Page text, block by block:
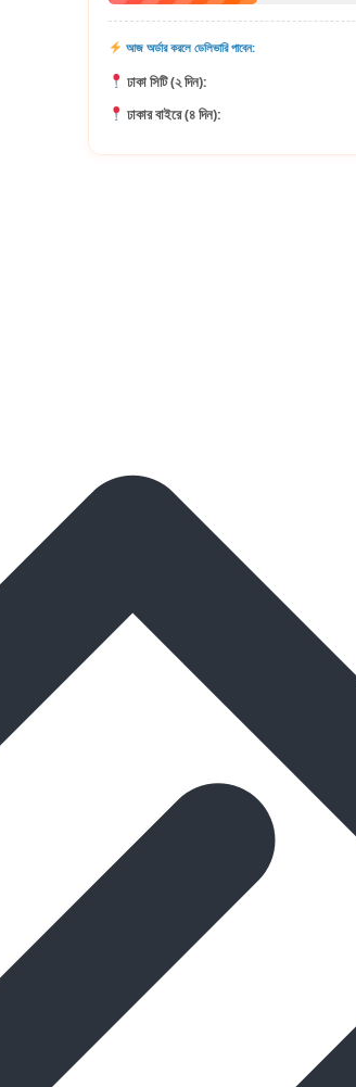
আজ অর্ডার করলে ডেলিভারি পাবেন:
ঢাকা সিটি (২ দিন):
ঢাকার বাইরে (৪ দিন):